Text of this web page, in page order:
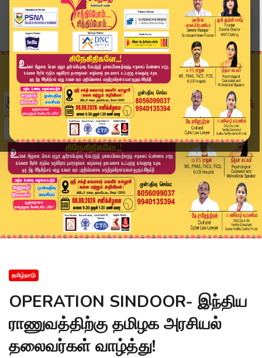
Home
தமிழ்நாடு
OPERATION SINDOOR- இந்திய ராணுவத்திற்கு தமிழக அ...
தமிழ்நாடு
OPERATION SINDOOR- இந்திய
ராணுவத்திற்கு தமிழக அரசியல்
தலைவர்கள் வாழ்த்து!